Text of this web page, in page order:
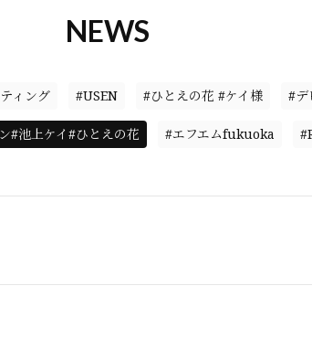
NEWS
ィング #USEN #ひとえの花 #ケイ様 #デ
#池上ケイ#ひとえの花 #エフエムfukuoka